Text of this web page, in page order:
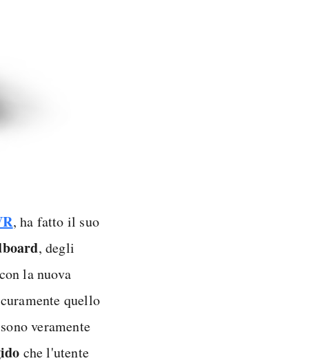
, ha fatto il suo
, degli
la nuova
quello
veramente
che l'utente